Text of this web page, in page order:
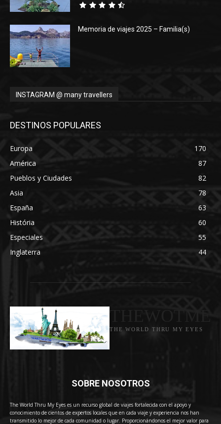
Memoria de viajes 2025 – Familia(s)
INSTAGRAM @ many travellers
DESTINOS POPULARES
Europa
170
América
87
Pueblos y Ciudades
82
Asia
78
España
63
História
60
Especiales
55
Inglaterra
44
THE WORLD THRU MY EYES
SOBRE NOSOTROS
The World Thru My Eyes es un recurso global de viajes fortalecida con el apoyo y
conocimiento de cientos de expertos locales que en cada viaje y experiencia nos han
transmitido lo mejor de cada comunidad o lugar. Proporcionándonos el mejor valor para